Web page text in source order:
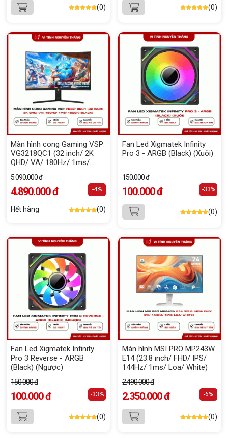
(0) (0)
Màn hình cong Gaming VSP
VG3218QC1 (32 inch/ 2K
QHD/ VA/ 180Hz/ 1ms/
5.090.000 đ
4.890.000 đ -4%
Hết hàng (0)
Fan Led Xigmatek Infinity
Pro 3 - ARGB (Black) (Xuôi)
150.000 đ
100.000 đ -33%
(0)
Fan Led Xigmatek Infinity
Pro 3 Reverse - ARGB
(Black) (Ngược)
150.000 đ
100.000 đ -33%
(0)
Màn hình MSI PRO MP243W
E14 (23.8 inch/ FHD/ IPS/
144Hz/ 1ms/ Loa/ White)
2.490.000 đ
2.350.000 đ -6%
(0)